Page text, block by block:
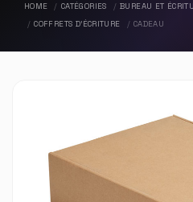
HOME CATÉGORIES BUREAU ET
COFFRETS D'ÉCRITURE
CADEAU